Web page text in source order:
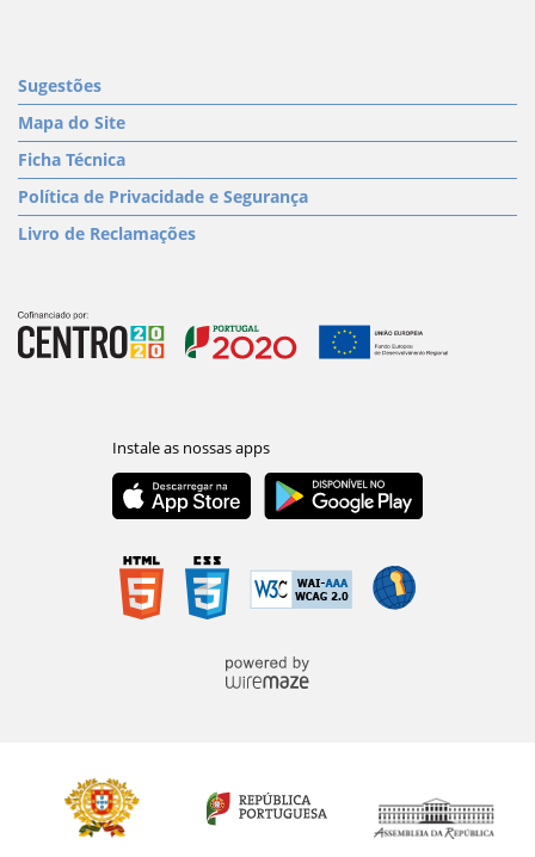
Sugestões
Mapa do Site
Ficha Técnica
Política de Privacidade e Segurança
Livro de Reclamações